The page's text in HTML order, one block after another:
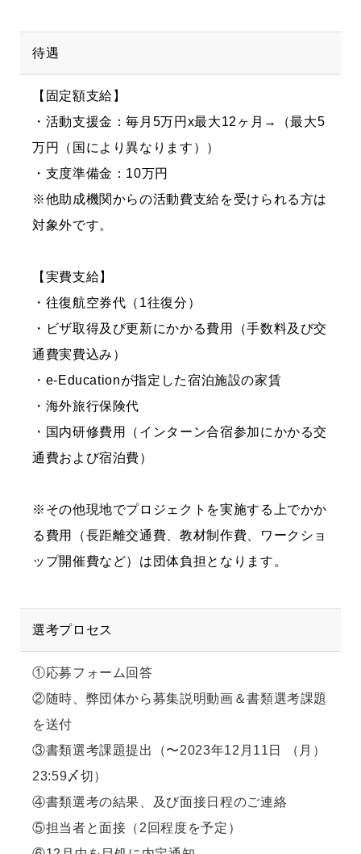
待遇
【固定額支給】
・活動支援金：毎月5万円x最大12ヶ月→（最大5
万円（国により異なります））
・支度準備金：10万円
※他助成機関からの活動費支給を受けられる方は
対象外です。
【実費支給】
・往復航空券代（1往復分）
・ビザ取得及び更新にかかる費用（手数料及び交
通費実費込み）
・e-Educationが指定した宿泊施設の家賃
・海外旅行保険代
・国内研修費用（インターン合宿参加にかかる交
通費および宿泊費）
※その他現地でプロジェクトを実施する上でかか
る費用（長距離交通費、教材制作費、ワークショ
ップ開催費など）は団体負担となります。
選考プロセス
①応募フォーム回答
②随時、弊団体から募集説明動画＆書類選考課題
を送付
③書類選考課題提出（〜2023年12月11日 （月）
23:59〆切）
④書類選考の結果、及び面接日程のご連絡
⑤担当者と面接（2回程度を予定）